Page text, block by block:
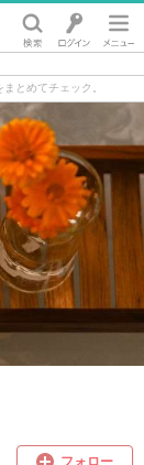
とめてチェック。
フォロー